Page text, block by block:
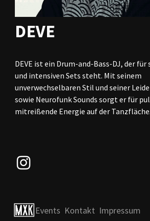
DEVE
DEVE ist ein Drum-and-Bass-DJ, der
und intensiven Sets steht. Mit seinem
unverwechselbaren Stil und seiner
sowie Neurofunk Sounds sorgt er für
mitreißende Energie auf der Tanzfläche.
Events Kontakt Impressum